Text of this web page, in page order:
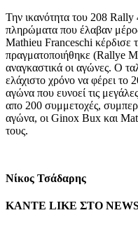
Την ικανότητα του 208 Rally
πληρώματα που έλαβαν
Mathieu Franceschi κέρδισε
πραγματοποιήθηκε (Rallye
αναγκαστικά οι αγώνες. Ο
ελάχιστο χρόνο να φέρει
αγώνα που ευνοεί τις
απο 200 συμμετοχές,
αγώνα, οι Ginox Bux και
τους.
Νίκος Τσάδαρης
ΚΑΝΤΕ LIKE ΣΤΟ